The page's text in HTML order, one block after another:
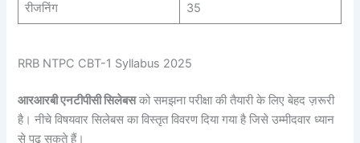
रीजनिंग 35
RRB NTPC CBT-1 Syllabus 2025
आरआरबी एनटीपीसी सिलेबसको समझना परीक्षा की तैयारी के लिए बेहद ज़रूरी
है। नीचे विषयवार सिलेबस का विस्तृत विवरण दिया गया है जिसे उम्मीदवार ध्यान
से पढ़ सकते हैं।